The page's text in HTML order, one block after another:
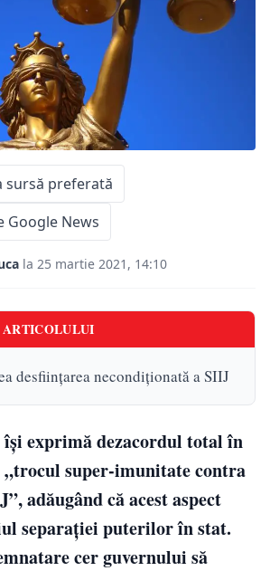
sursă preferată
Google News
la 25 martie 2021, 14:10
desființarea necondiționată a SIIJ
exprimă dezacordul total în
„trocul super-imunitate contra
adăugând că acest aspect
separației puterilor în stat.
cer guvernului să